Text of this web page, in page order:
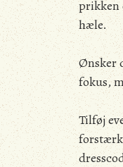
prikken
hæle.
Ønsker
fokus,
Tilføj